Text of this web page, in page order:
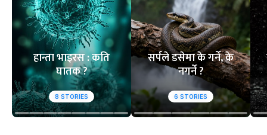
हान्ता भाइरस : कति
घातक ?
8 STORIES
सर्पले डसेमा के गर्ने, के
नगर्ने ?
6 STORIES